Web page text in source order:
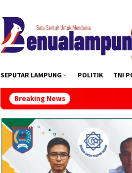
SEPUTAR LAMPUNG POLITIK TNI
Breaking NewsPemprov Lampung